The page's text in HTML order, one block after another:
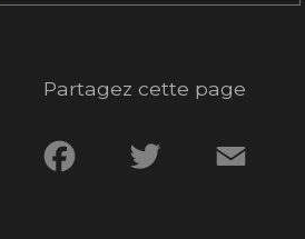
Partagez cette page